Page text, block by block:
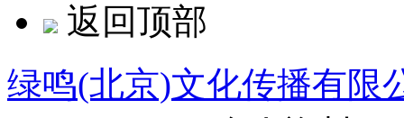
返回顶部
绿鸣(北京)文化传播有限